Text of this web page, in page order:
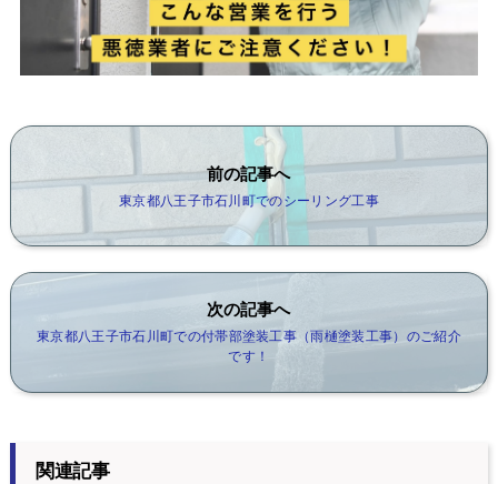
前の記事へ
東京都八王子市石川町でのシーリング工事
次の記事へ
東京都八王子市石川町での付帯部塗装工事（雨樋塗装工事）のご紹介
です！
関連記事